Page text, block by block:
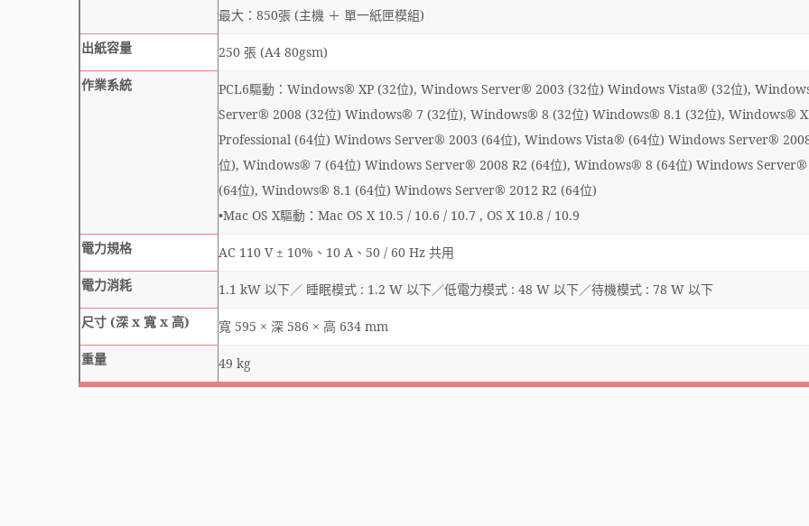
最大：850張 (主機 ＋ 單一紙匣模組)
出紙容量
250 張 (A4 80gsm)
作業系統
PCL6驅動：Windows® XP (32位), Windows Server® 2003 (32位) Windows Vista® (32位),
Server® 2008 (32位) Windows® 7 (32位), Windows® 8 (32位) Windows® 8.1 (32位), Windows®
Professional (64位) Windows Server® 2003 (64位), Windows Vista® (64位) Windows Server®
位), Windows® 7 (64位) Windows Server® 2008 R2 (64位), Windows® 8 (64位) Windows Server®
(64位), Windows® 8.1 (64位) Windows Server® 2012 R2 (64位)
•Mac OS X驅動：Mac OS X 10.5 / 10.6 / 10.7 , OS X 10.8 / 10.9
電力規格
AC 110 V ± 10%、10 A、50 / 60 Hz 共用
電力消耗
1.1 kW 以下／ 睡眠模式 : 1.2 W 以下／低電力模式 : 48 W 以下／待機模式 : 78 W 以下
尺寸 (深 x 寬 x 高)
寬 595 × 深 586 × 高 634 mm
重量
49 kg